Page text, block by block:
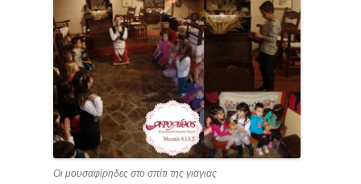
Οι μουσαφίρηδες στο σπίτι της γιαγιάς